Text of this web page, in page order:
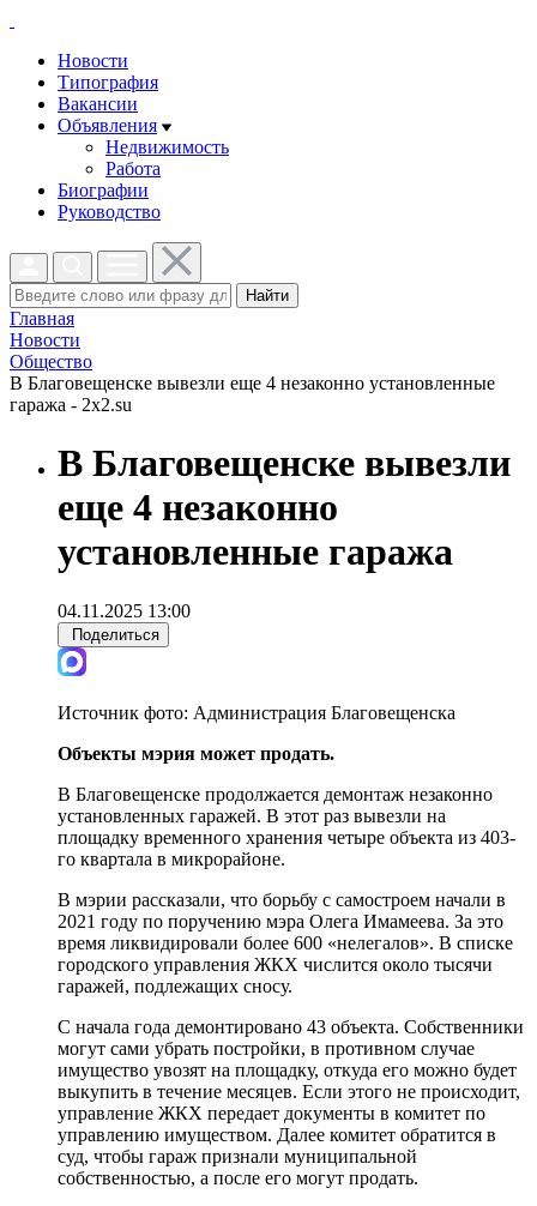
Новости
Типография
Вакансии
Объявления
Недвижимость
Работа
Биографии
Руководство
Найти
Главная
Новости
Общество
В Благовещенске вывезли еще 4 незаконно установленные
гаража - 2x2.su
В Благовещенске вывезли
еще 4 незаконно
установленные гаража
04.11.2025 13:00
Поделиться
Источник фото: Администрация Благовещенска
Объекты мэрия может продать.
В Благовещенске продолжается демонтаж незаконно
установленных гаражей. В этот раз вывезли на
площадку временного хранения четыре объекта из 403-
го квартала в микрорайоне.
В мэрии рассказали, что борьбу с самостроем начали в
2021 году по поручению мэра Олега Имамеева. За это
время ликвидировали более 600 «нелегалов». В списке
городского управления ЖКХ числится около тысячи
гаражей, подлежащих сносу.
С начала года демонтировано 43 объекта. Собственники
могут сами убрать постройки, в противном случае
имущество увозят на площадку, откуда его можно будет
выкупить в течение месяцев. Если этого не происходит,
управление ЖКХ передает документы в комитет по
управлению имуществом. Далее комитет обратится в
суд, чтобы гараж признали муниципальной
собственностью, а после его могут продать.